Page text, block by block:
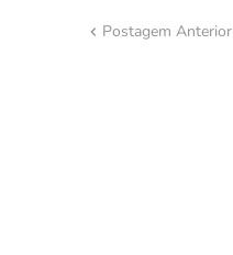
Postagem Anterior